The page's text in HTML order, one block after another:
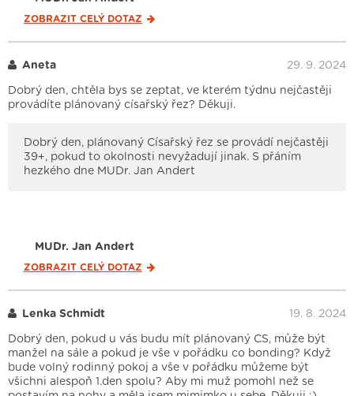
ZOBRAZIT CELÝ DOTAZ
Aneta 29. 9. 2024
Dobrý den, chtěla bys se zeptat, ve kterém týdnu nejčastěji
provádíte plánovaný císařský řez? Děkuji.
Dobrý den, plánovaný Císařský řez se provádí nejčastěji
39+, pokud to okolnosti nevyžadují jinak. S přáním
hezkého dne MUDr. Jan Andert
MUDr. Jan Andert
ZOBRAZIT CELÝ DOTAZ
Lenka Schmidt 19. 8. 2024
Dobrý den, pokud u vás budu mít plánovaný CS, může být
manžel na sále a pokud je vše v pořádku co bonding? Když
bude volný rodinný pokoj a vše v pořádku můžeme být
všichni alespoň 1.den spolu? Aby mi muž pomohl než se